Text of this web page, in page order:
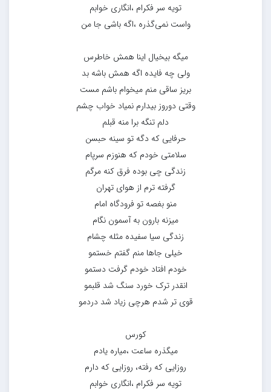
تویه سر فکرام ،انگاری خوابم
واست نمی‌گذره ،اگه باشی جا من
میگه بیخیال اینا همش خاطرس
ولی چه فایده اگه همش باشه بد
بریز ساقی منم میخوام باشم مست
وقتی دوروز بیدارم نمیاد خواب چشم
دلم تنگه برا منه قبلم
حرفایی که دگه تو سینه حبسن
سلامتی خودم که هنوزم سرپام
زندگی چی بوده فرق کنه مرگم
گرفته ترم از هوای تهران
منو بغصه تو فرودگاه امام
میزنه بارون به آسمون نگام
زندگی سیا سفیده مثله چشام
خیلی جاها منم گفتم خستمو
خودم افتاد خودم گرفت دستمو
انقدر ترک خورد سنگ شد قلبمو
قوی تر شدم هرچی زیاد شد دردمو
کورس
میگذره ساعت ،میاره یادم
روزایی که رفته، روزایی که دارم
تویه سر فکرام ،انگاری خوابم